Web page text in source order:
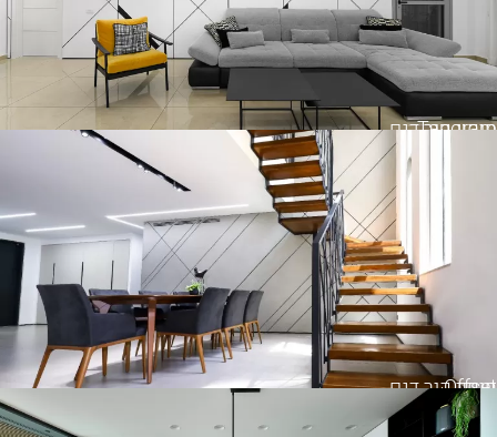
חיפוי קיר דגם
Tangram
חיפוי קיר דגם
Offset